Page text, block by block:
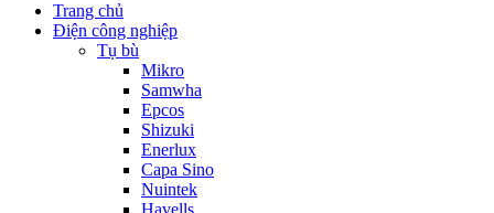
Trang chủ
Điện công nghiệp
Tụ bù
Mikro
Samwha
Epcos
Shizuki
Enerlux
Capa Sino
Nuintek
Havells